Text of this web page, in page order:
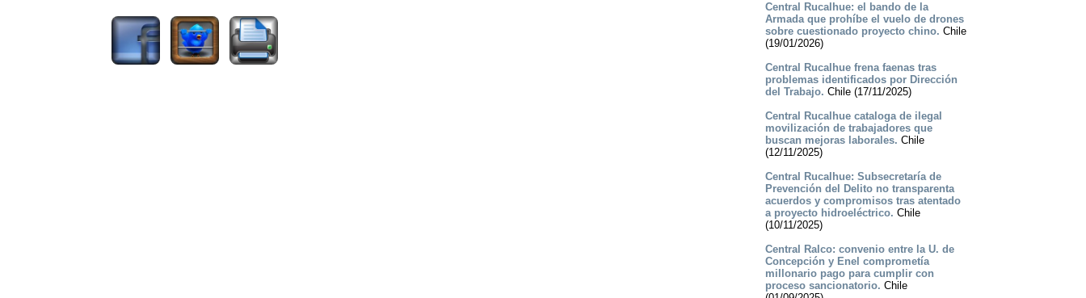
Central Rucalhue: el bando de la
Armada que prohíbe el vuelo de drones
sobre cuestionado proyecto chino. Chile
(19/01/2026)
Central Rucalhue frena faenas tras
problemas identificados por Dirección
del Trabajo. Chile (17/11/2025)
Central Rucalhue cataloga de ilegal
movilización de trabajadores que
buscan mejoras laborales. Chile
(12/11/2025)
Central Rucalhue: Subsecretaría de
Prevención del Delito no transparenta
acuerdos y compromisos tras atentado
a proyecto hidroeléctrico. Chile
(10/11/2025)
Central Ralco: convenio entre la U. de
Concepción y Enel comprometía
millonario pago para cumplir con
proceso sancionatorio. Chile